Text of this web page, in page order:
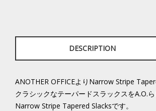
DESCRIPTION
ANOTHER OFFICEよりNarrow Stripe
クラシックなテーパードスラックスをA.O.
Narrow Stripe Tapered Slacksです。